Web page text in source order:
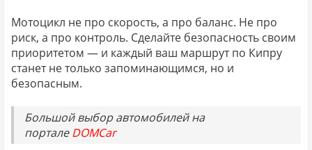
Мотоцикл не про скорость, а про баланс. Не про
риск, а про контроль. Сделайте безопасность своим
приоритетом — и каждый ваш маршрут по Кипру
станет не только запоминающимся, но и
безопасным.
Большой выбор автомобилей на
порталеDOMCar